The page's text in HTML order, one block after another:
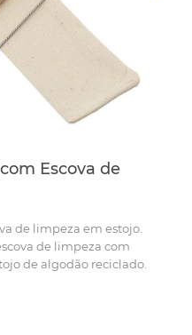
Escova de
de limpeza em estojo.
de limpeza com
de algodão reciclado.